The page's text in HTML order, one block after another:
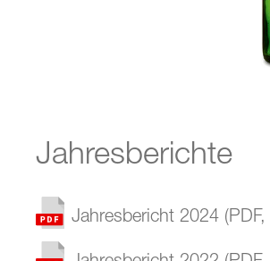
Jahresberichte
Jahresbericht 2024 (PDF,